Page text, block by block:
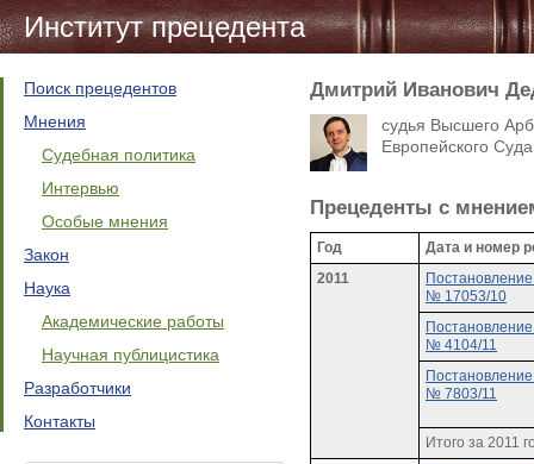
Институт прецедента
Поиск прецедентов
Мнения
Судебная политика
Интервью
Особые мнения
Закон
Наука
Академические работы
Научная публицистика
Разработчики
Контакты
Дмитрий Иванович
судья Высшего
Европейского
Прецеденты c
Год
Дата и номер
2011
№ 17053/10
№ 4104/11
№ 7803/11
Итого за 2011